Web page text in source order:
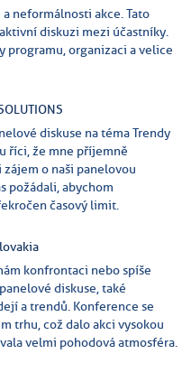
neformálnosti akce. Tato
diskuzi mezi účastníky.
organizaci a velice
diskuse na téma Trendy
říci, že mne příjemně
o naši panelovou
požádali, abychom
časový limit.
konfrontaci nebo spíše
diskuse, také
a trendů. Konference se
trhu, což dalo akci vysokou
velmi pohodová atmosféra.